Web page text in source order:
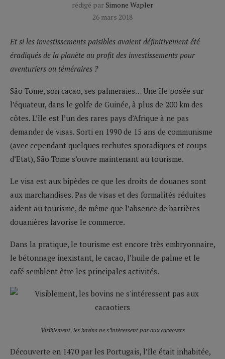
rédigé par Simone Wapler
26 mars 2018
Et si les investissements paisibles avaient définitivement été
éradiqués de la planète au profit des investissements pour
aventuriers ou téméraires ?
São Tome, son cacao, ses palmeraies… Une île posée sur
l’équateur, dans le golfe de Guinée, à plus de 200 km des
côtes. L’île est l’un des rares pays d’Afrique à ne pas
demander de visas. Sorti en 1990 de 15 ans de communisme
(avec cependant quelques rechutes sporadiques et coups
d’Etat), São Tome s’ouvre maintenant au tourisme.
Le visa est aux bipèdes ce que les droits de douanes sont
aux marchandises. Pas de visas et des formalités réduites
aident au tourisme, de même que l’absence de barrières
douanières favorise le commerce.
Dans la pratique, le tourisme est encore très embryonnaire,
le bétonnage inexistant, le cacao, l’huile de palme et le
café semblent être les principales activités.
Visiblement, les bovins ne s’intéressent pas aux cacaoyers
Découverte en 1470 par les Portugais, l’île était inhabitée,